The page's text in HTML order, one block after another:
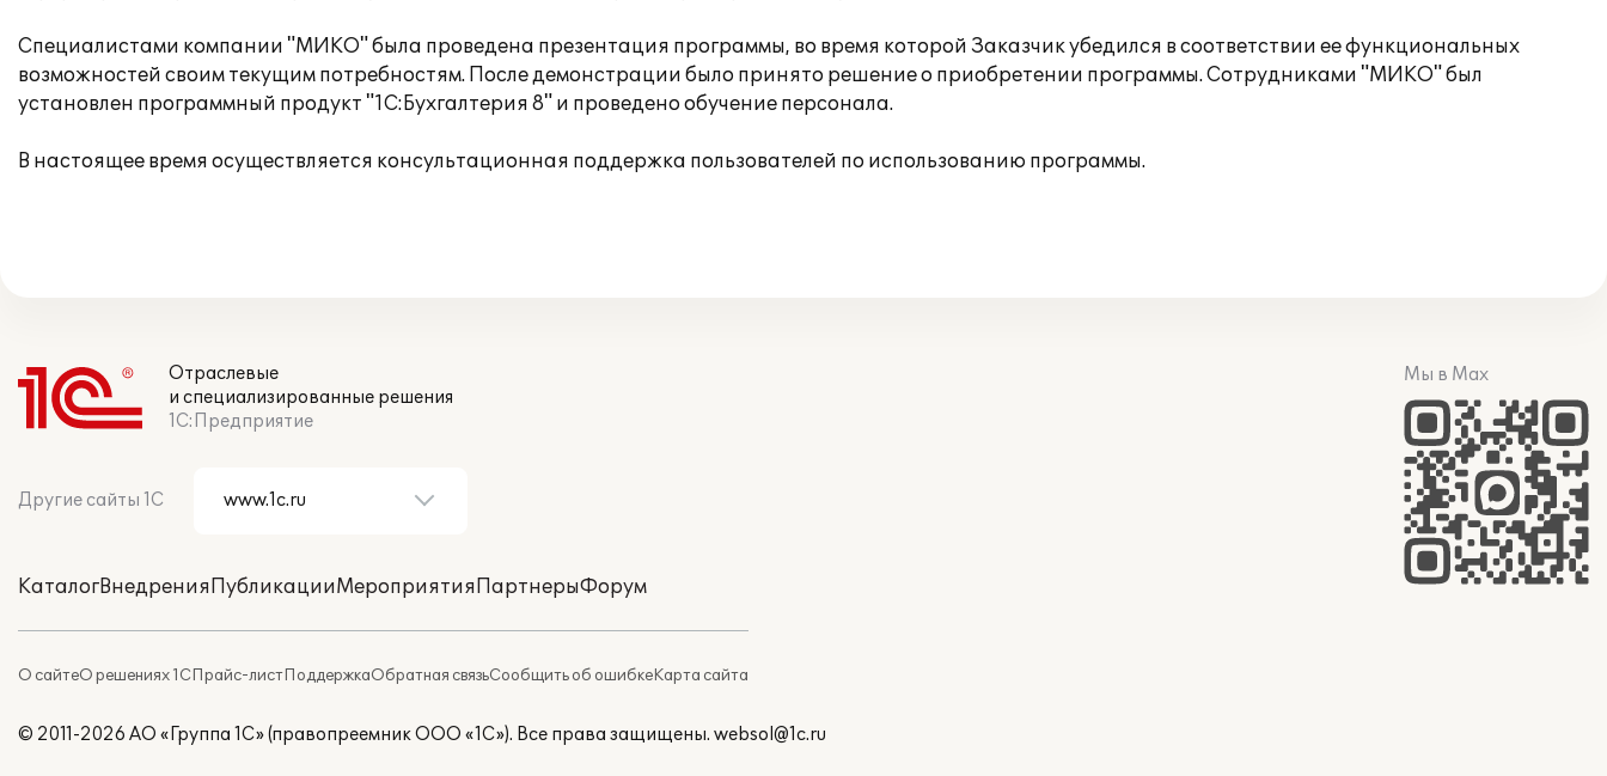
Специалистами компании "МИКО" была проведена презентация программы, во время которой Заказчик убедился в соответствии ее функциональных
возможностей своим текущим потребностям. После демонстрации было принято решение о приобретении программы. Сотрудниками "МИКО" был
установлен программный продукт "1С:Бухгалтерия 8" и проведено обучение персонала.
В настоящее время осуществляется консультационная поддержка пользователей по использованию программы.
Отраслевые
и специализированные решения
1С:Предприятие
Другие сайты 1С
КаталогВнедренияПубликацииМероприятияПартнерыФорум
О сайтеО решениях 1СПрайс-листПоддержкаОбратная связьСообщить об ошибкеКарта сайта
Мы в Max
© 2011-2026 АО «Группа 1С» (правопреемник ООО «1С»). Все права защищены. websol@1c.ru